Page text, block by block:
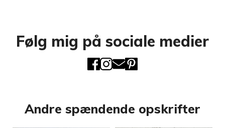
Følg mig på sociale medier
Andre spændende opskrifter